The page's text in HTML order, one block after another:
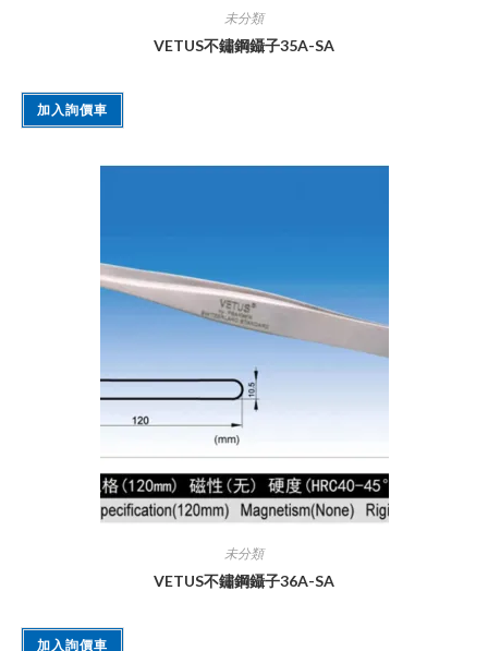
未分類
VETUS不鏽鋼鑷子35A-SA
加入詢價車
未分類
VETUS不鏽鋼鑷子36A-SA
加入詢價車